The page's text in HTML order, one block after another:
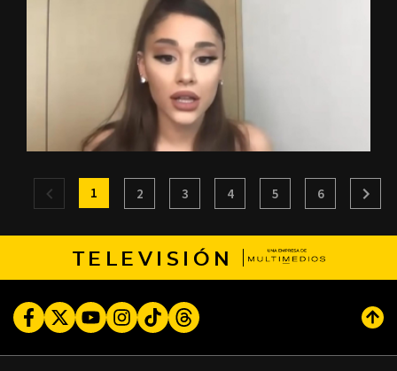
1 2 3 4 5 6
TELEVISIÓN
FacebookTwitterYoutubeInstagram
TikTokThreads